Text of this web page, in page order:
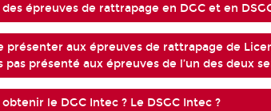
épreuves de rattrapage en DGC et en
présenter aux épreuves de rattrapage de
pas présenté aux épreuves de l’un des deux
le DGC Intec ? Le DSGC Intec ?